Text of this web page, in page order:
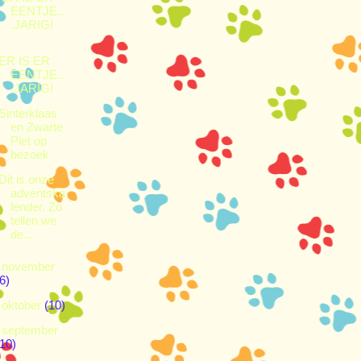
EENTJE..
.JARIG!
IS ER
EENTJE..
.JARIG!
en Zwarte
Piet op
bezoek
is onze
adventska
lender. Zo
tellen we
de...
november
oktober (10)
september